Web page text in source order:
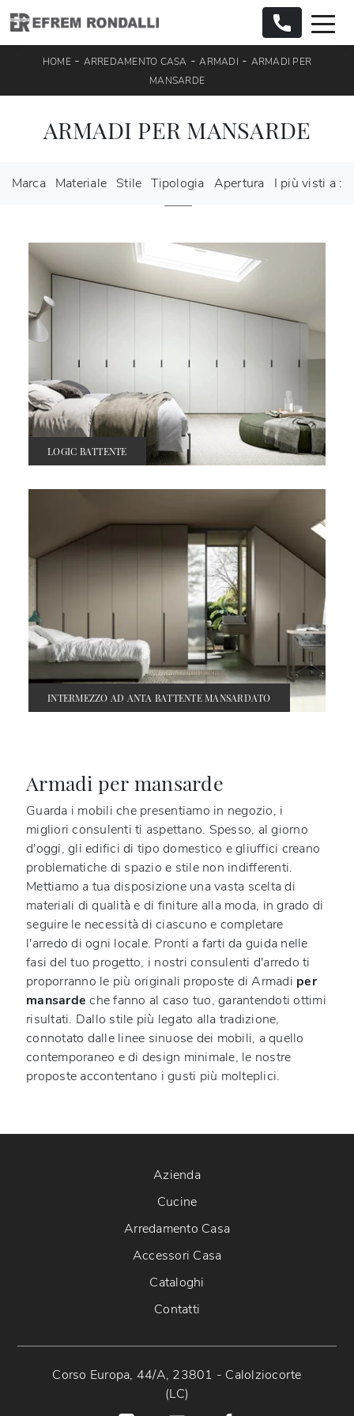
HOME- ARREDAMENTO CASA -ARMADI - ARMADI PER
MANSARDE
ARMADI PER MANSARDE
Marca Materiale Stile Tipologia Apertura I più visti a :
LOGIC BATTENTE
INTERMEZZO AD ANTA BATTENTE MANSARDATO
Armadi per mansarde
Guarda i mobili che presentiamo in negozio, i
migliori consulenti ti aspettano. Spesso, al giorno
d'oggi, gli edifici di tipo domestico e gliuffici creano
problematiche di spazio e stile non indifferenti.
Mettiamo a tua disposizione una vasta scelta di
materiali di qualità e di finiture alla moda, in grado di
seguire le necessità di ciascuno e completare
l'arredo di ogni locale. Pronti a farti da guida nelle
fasi del tuo progetto, i nostri consulenti d'arredo ti
proporranno le più originali proposte di Armadi per
mansarde che fanno al caso tuo, garantendoti ottimi
risultati. Dallo stile più legato alla tradizione,
connotato dalle linee sinuose dei mobili, a quello
contemporaneo e di design minimale, le nostre
proposte accontentano i gusti più molteplici.
Azienda
Cucine
Arredamento Casa
Accessori Casa
Cataloghi
Contatti
Corso Europa, 44/A, 23801 - Calolziocorte
(LC)